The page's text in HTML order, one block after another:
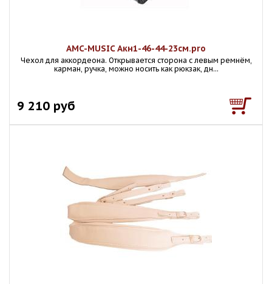
AMC-MUSIC Акн1-46-44-23см.pro
Чехол для аккордеона. Открывается сторона с левым ремнём,
карман, ручка, можно носить как рюкзак, дн...
9 210 руб